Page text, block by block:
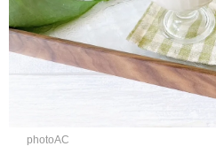
photoAC